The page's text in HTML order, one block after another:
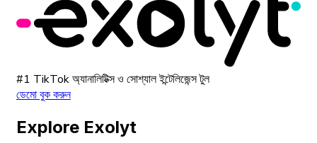
#1 TikTok অ্যানালিটিক্স ও সোশ্যাল ইন্টেলিজেন্স টুল
ডেমো বুক করুন
Explore Exolyt